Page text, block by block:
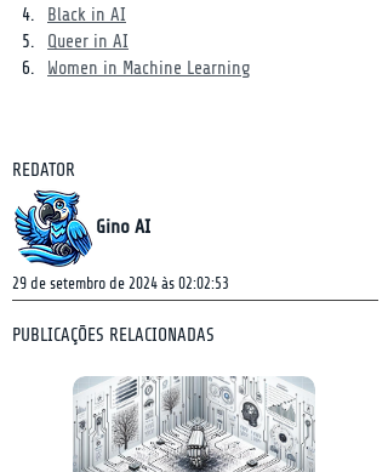
Black in AI
Queer in AI
Women in Machine Learning
REDATOR
Gino AI
29 de setembro de 2024 às 02:02:53
PUBLICAÇÕES RELACIONADAS